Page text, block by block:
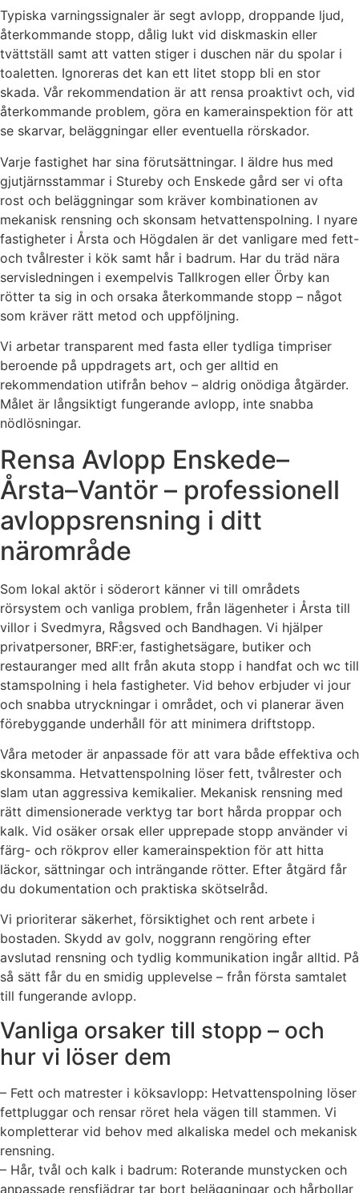
Typiska varningssignaler är segt avlopp, droppande ljud,
återkommande stopp, dålig lukt vid diskmaskin eller
tvättställ samt att vatten stiger i duschen när du spolar i
toaletten. Ignoreras det kan ett litet stopp bli en stor
skada. Vår rekommendation är att rensa proaktivt och, vid
återkommande problem, göra en kamera­inspektion för att
se skarvar, beläggningar eller eventuella rörskador.
Varje fastighet har sina förutsättningar. I äldre hus med
gjutjärnsstammar i Stureby och Enskede gård ser vi ofta
rost och beläggningar som kräver kombinationen av
mekanisk rensning och skonsam hetvattenspolning. I nyare
fastigheter i Årsta och Högdalen är det vanligare med fett-
och tvålrester i kök samt hår i badrum. Har du träd nära
servisledningen i exempelvis Tallkrogen eller Örby kan
rötter ta sig in och orsaka återkommande stopp – något
som kräver rätt metod och uppföljning.
Vi arbetar transparent med fasta eller tydliga timpriser
beroende på uppdragets art, och ger alltid en
rekommendation utifrån behov – aldrig onödiga åtgärder.
Målet är långsiktigt fungerande avlopp, inte snabba
nödlösningar.
Rensa Avlopp Enskede–
Årsta–Vantör – professionell
avloppsrensning i ditt
närområde
Som lokal aktör i söderort känner vi till områdets
rörsystem och vanliga problem, från lägenheter i Årsta till
villor i Svedmyra, Rågsved och Bandhagen. Vi hjälper
privatpersoner, BRF:er, fastighetsägare, butiker och
restauranger med allt från akuta stopp i handfat och wc till
stamspolning i hela fastigheter. Vid behov erbjuder vi jour
och snabba utryckningar i området, och vi planerar även
förebyggande underhåll för att minimera driftstopp.
Våra metoder är anpassade för att vara både effektiva och
skonsamma. Hetvattenspolning löser fett, tvålrester och
slam utan aggressiva kemikalier. Mekanisk rensning med
rätt dimensionerade verktyg tar bort hårda proppar och
kalk. Vid osäker orsak eller upprepade stopp använder vi
färg- och rökprov eller kamerainspektion för att hitta
läckor, sättningar och inträngande rötter. Efter åtgärd får
du dokumentation och praktiska skötselråd.
Vi prioriterar säkerhet, försiktighet och rent arbete i
bostaden. Skydd av golv, noggrann rengöring efter
avslutad rensning och tydlig kommunikation ingår alltid. På
så sätt får du en smidig upplevelse – från första samtalet
till fungerande avlopp.
Vanliga orsaker till stopp – och
hur vi löser dem
– Fett och matrester i köksavlopp: Hetvattenspolning löser
fettpluggar och rensar röret hela vägen till stammen. Vi
kompletterar vid behov med alkaliska medel och mekanisk
rensning.
– Hår, tvål och kalk i badrum: Roterande munstycken och
anpassade rensfjädrar tar bort beläggningar och hårbollar